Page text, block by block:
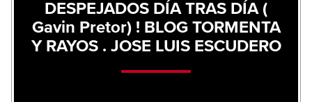
DESPEJADOS DÍA TRAS DÍA (
Gavin Pretor) ! BLOG TORMENTA
Y RAYOS . JOSE LUIS ESCUDERO